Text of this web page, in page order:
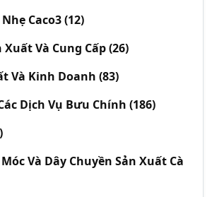
Caco3(12)
Xuất Và Cung Cấp(26)
Và Kinh Doanh (83)
Dịch Vụ Bưu Chính (186)
Và Dây Chuyền Sản Xuất Cà